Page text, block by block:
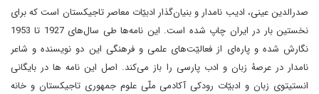
صدرالدین عینی، ادیب نامدار و بنیان‌گذار ادبیّات معاصر تاجیکستان است که برای
نخستین بار در ایران چاپ شده است. این نامه‌ها طی سال‌های 1927 تا 1953
نگارش شده و پاره‌ای از فعالیّت‌های علمی و فرهنگی این دو نویسنده و شاعر
نامدار در عرصۀ زبان و ادب پارسی را باز می‌کند. اصل این نامه ها در بایگانی
انستیتوی زبان و ادبیّات رودکی آکادمی ملّی علوم جمهوری تاجیکستان و خانه